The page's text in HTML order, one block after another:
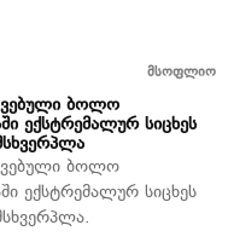
მსოფლიო
ბოლო
ექსტრემალურ სიცხეს
ბოლო
ექსტრემალურ სიცხეს